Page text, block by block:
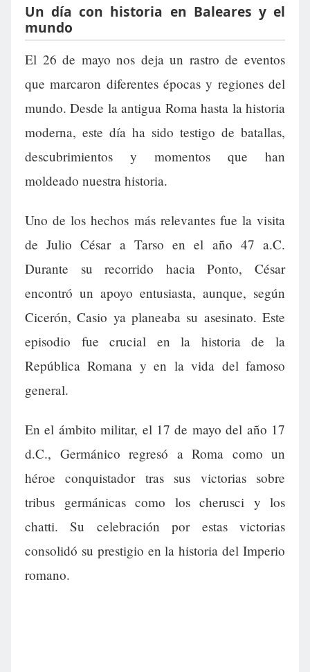
Un día con historia en Baleares y el
mundo
El 26 de mayo nos deja un rastro de eventos
que marcaron diferentes épocas y regiones del
mundo. Desde la antigua Roma hasta la historia
moderna, este día ha sido testigo de batallas,
descubrimientos y momentos que han
moldeado nuestra historia.
Uno de los hechos más relevantes fue la visita
de Julio César a Tarso en el año 47 a.C.
Durante su recorrido hacia Ponto, César
encontró un apoyo entusiasta, aunque, según
Cicerón, Casio ya planeaba su asesinato. Este
episodio fue crucial en la historia de la
República Romana y en la vida del famoso
general.
En el ámbito militar, el 17 de mayo del año 17
d.C., Germánico regresó a Roma como un
héroe conquistador tras sus victorias sobre
tribus germánicas como los cherusci y los
chatti. Su celebración por estas victorias
consolidó su prestigio en la historia del Imperio
romano.